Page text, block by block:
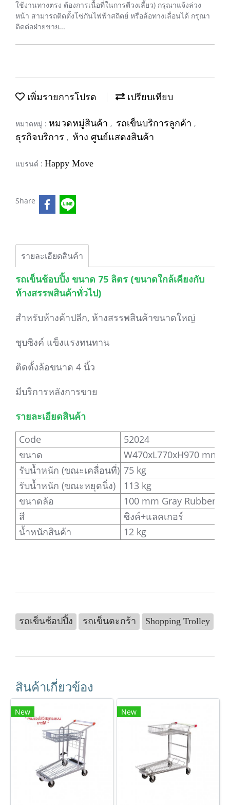
ใช้งานทางตรง ต้องการเนื้อที่ในการตีวงเลี้ยว) กรุณาแจ้งล่วง
หน้า สามารถติดตั้งโซ่กันไฟฟ้าสถิตย์ หรือล้อทางเลื่อนได้ กรุณา
ติดต่อฝ่ายขาย...
เพิ่มรายการโปรด เปรียบเทียบ
หมวดหมู่ : หมวดหมู่สินค้า , รถเข็นบริการลูกค้า ,
ธุรกิจบริการ , ห้าง ศูนย์แสดงสินค้า
แบรนด์ : Happy Move
Share
รายละเอียดสินค้า
รถเข็นช้อบปิ้ง ขนาด 75 ลิตร (ขนาดใกล้เคียงกับ
ห้างสรรพสินค้าทั่วไป)
สำหรับห้างค้าปลีก, ห้างสรรพสินค้าขนาดใหญ่
ชุบซิงค์ แข็งแรงทนทาน
ติดตั้งล้อขนาด 4 นิ้ว
มีบริการหลังการขาย
รายละเอียดสินค้า
Code
52024
ขนาด
W470xL770xH970 mm
รับน้ำหนัก (ขณะเคลื่อนที่) 75 kg
รับน้ำหนัก (ขณะหยุดนิ่ง)
113 kg
ขนาดล้อ
100 mm Gray Rubber
สี
ซิงค์+แลคเกอร์
น้ำหนักสินค้า
12 kg
รถเข็นช้อปปิ้ง รถเข็นตะกร้า Shopping Trolley
สินค้าเกี่ยวข้อง
New New